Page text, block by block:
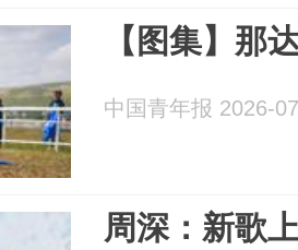
【图集】那
中国青年报 2026-
周深：新歌